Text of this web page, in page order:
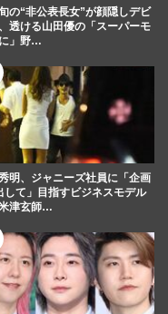
の“非公表長女”が顔隠しデビ
透ける山田優の「スーパーモ
」野…
明、ジャニーズ社員に「企画
して」目指すビジネスモデル
津玄師…